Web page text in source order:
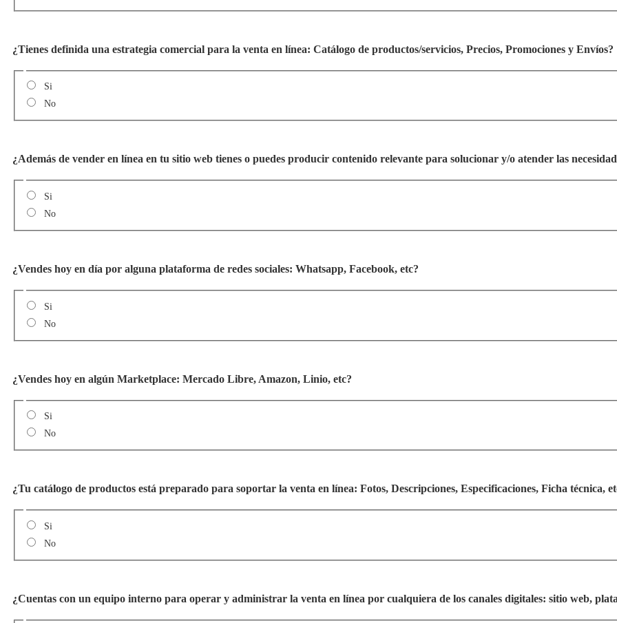
¿Tienes definida una estrategia comercial para la venta en línea: Catálogo de productos/servicios, Precios, Promociones y Envíos?
Si
No
¿Además de vender en línea en tu sitio web tienes o puedes producir contenido relevante para solucionar y/o atender las
Si
No
¿Vendes hoy en día por alguna plataforma de redes sociales: Whatsapp, Facebook, etc?
Si
No
¿Vendes hoy en algún Marketplace: Mercado Libre, Amazon, Linio, etc?
Si
No
¿Tu catálogo de productos está preparado para soportar la venta en línea: Fotos, Descripciones, Especificaciones, Ficha técnica,
Si
No
¿Cuentas con un equipo interno para operar y administrar la venta en línea por cualquiera de los canales digitales: sitio web,